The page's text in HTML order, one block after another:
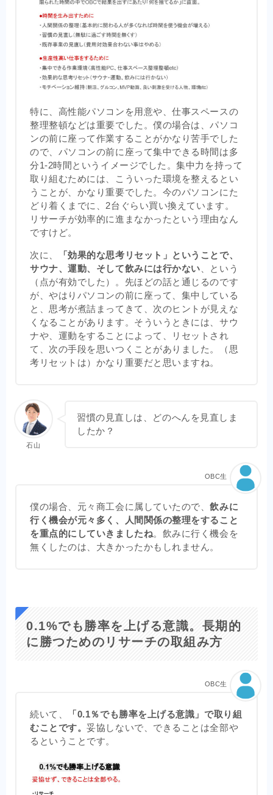
特に、高性能パソコンを用意や、仕事スペースの
整理整頓などは重要でした。僕の場合は、パソコ
ンの前に座って作業することがかなり苦手でした
ので、パソコンの前に座って集中できる時間は多
分1-2時間というイメージでした。集中力を持って
取り組むためには、こういった環境を整えるとい
うことが、かなり重要でした。今のパソコンにた
どり着くまでに、2台ぐらい買い換えています。
リサーチが効率的に進まなかったという理由なん
ですけど。
次に、
「効果的な思考リセット」ということで、
サウナ、運動、そして飲みには行かない 、という
（点が有効でした）。先ほどの話と通じるのです
が、やはりパソコンの前に座って、集中している
と、思考が煮詰まってきて、次のヒントが見えな
くなることがあります。そういうときには、サウ
ナや、運動をすることによって、リセットされ
て、次の手段を思いつくことがありました。（思
考リセットは）かなり重要だと思いますね。
石山
習慣の見直しは、どのへんを見直しま
したか？
僕の場合、元々商工会に属していたので、飲みに
行く機会が元々多く、人間関係の整理をすること
を重点的にしていきましたね。飲みに行く機会を
無くしたのは、大きかったかもしれません。
OBC生
0.1%でも勝率を上げる意識。長期的
に勝つためのリサーチの取組み方
続いて、
「0.1％でも勝率を上げる意識」で取り組
むことです。妥協しないで、できることは全部や
るということです。
OBC生